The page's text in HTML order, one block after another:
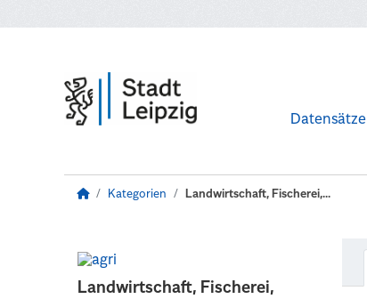
Datensätze
Kategorien Landwirtschaft, Fischerei,...
Landwirtschaft, Fischerei,